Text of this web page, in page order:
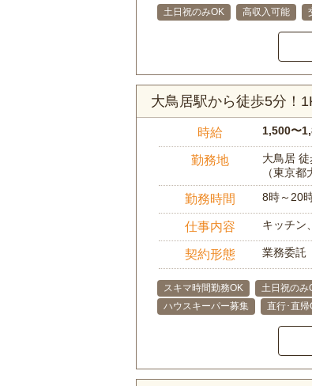
土日祝のみOK 高収入可能
大鳥居駅から徒歩5分！
時給 1,500〜
勤務地
大鳥居
（東京都
勤務時間 8時～20
仕事内容 キッチン
契約形態 業務委託
スキマ時間勤務OK 土日祝のみ
ハウスキーパー募集
直行･直帰